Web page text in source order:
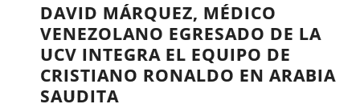
DAVID MÁRQUEZ, MÉDICO
VENEZOLANO EGRESADO DE LA
UCV INTEGRA EL EQUIPO DE
CRISTIANO RONALDO EN ARABIA
SAUDITA